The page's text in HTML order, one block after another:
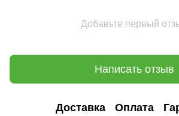
Добавьте первый
Написать отзыв
Доставка Оплата